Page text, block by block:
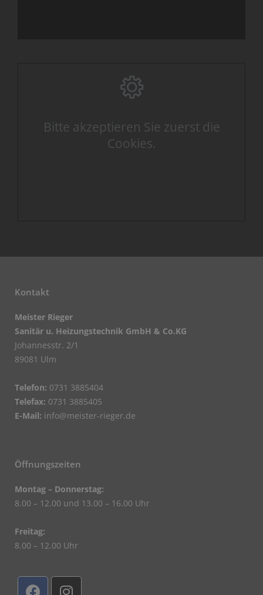
Bitte akzeptieren Sie zuerst die
Cookies.
Kontakt
Meister Rieger
Sanitär u. Heizungstechnik GmbH & Co.KG
Johannesstr. 2/1
89081 Ulm
Telefon: 0731 3885404
Telefax: 0731 3885405
E-Mail: info@meister-rieger.de
Öffnungszeiten
Montag – Donnerstag:
8.00 – 12.00 und 13.00 – 16.00 Uhr
Freitag:
8.00 – 12.00 Uhr